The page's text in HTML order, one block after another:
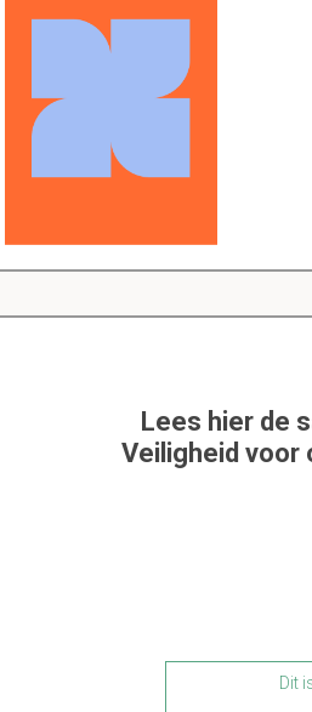
Lees hier de
Veiligheid voor
Dit